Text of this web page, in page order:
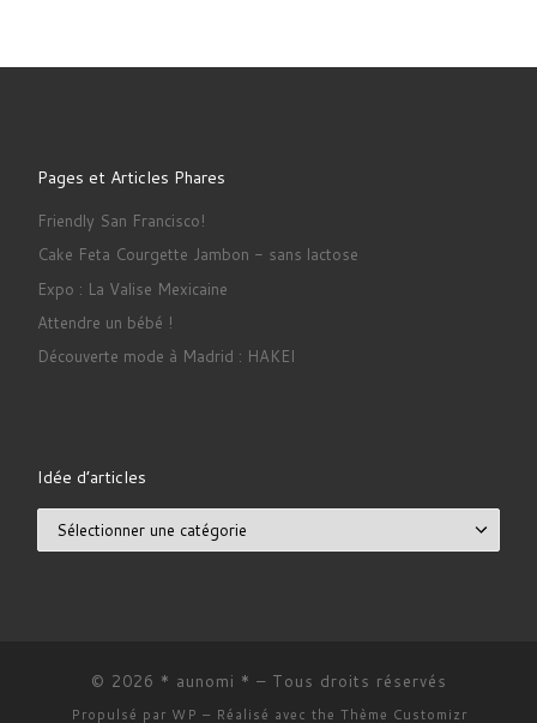
Pages et Articles Phares
Friendly San Francisco!
Cake Feta Courgette Jambon - sans lactose
Expo : La Valise Mexicaine
Attendre un bébé !
Découverte mode à Madrid : HAKEI
Idée d’articles
© 2026 * aunomi * – Tous droits réservés
Propulsé par WP – Réalisé avec the Thème Customizr